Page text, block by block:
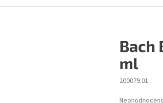
Bach
ml
200079.01
Průměrné